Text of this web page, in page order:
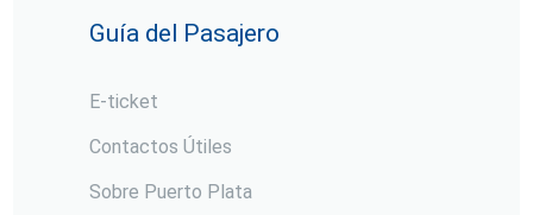
Guía del Pasajero
E-ticket
Contactos Útiles
Sobre Puerto Plata